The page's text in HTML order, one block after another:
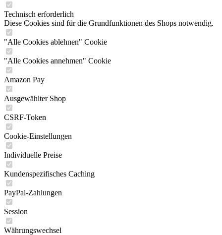
Technisch erforderlich
Diese Cookies sind für die Grundfunktionen des Shops notwendig.
"Alle Cookies ablehnen" Cookie
"Alle Cookies annehmen" Cookie
Amazon Pay
Ausgewählter Shop
CSRF-Token
Cookie-Einstellungen
Individuelle Preise
Kundenspezifisches Caching
PayPal-Zahlungen
Session
Währungswechsel